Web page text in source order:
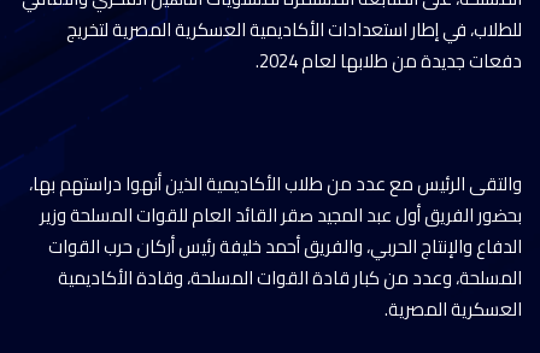
للطلاب، في إطار استعدادات الأكاديمية العسكرية المصرية لتخريج
دفعات جديدة من طلابها لعام 2024.
والتقى الرئيس مع عدد من طلاب الأكاديمية الذين أنهوا دراستهم بها،
بحضور الفريق أول عبد المجيد صقر القائد العام للقوات المسلحة وزير
الدفاع والإنتاج الحربي، والفريق أحمد خليفة رئيس أركان حرب القوات
المسلحة، وعدد من كبار قادة القوات المسلحة، وقادة الأكاديمية
العسكرية المصرية.